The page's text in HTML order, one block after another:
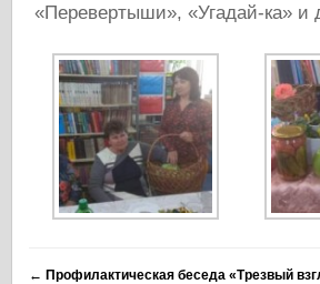
«Перевертыши», «Угадай-ка» и
← Профилактическая беседа «Трезвый